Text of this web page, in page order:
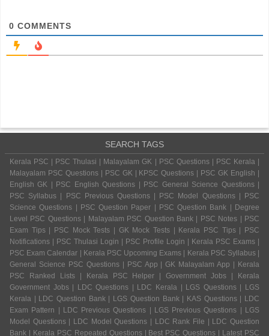
0 COMMENTS
SEARCH TAGS
Kerala PSC | PSC Thulasi | Malayalam GK | PSC Questions | PSC Kerala |
Malayalam PSC Questions | PSC GK | KPSC Questions | PSC GK English |
English GK | PSC English Questions | PSC General Science Questions |
PSC Syllabus | PSC Previous Questions | PSC Model Questions | PSC
Science Questions | PSC Question Paper | PSC Question Bank | Degree
Level PSC Questions | Malayalam PSC Question Bank | PSC Notes | PSC
Exam Tips | PSC Mock Tests | GK Mock Tests | Kerala PSC Tips | PSC
Notifications | PSC Thulasi Login | PSC Profile Login | Kerala PSC Exams |
PSC Exam Calendar | Kerala PSC Upcoming Exams | Kerala PSC Syllabus |
General Science PSC Questions | PSC App | GK Malayalam App | Kerala
PSC Ranked Lists | Kerala PSC Helper | Government Jobs | Kerala
Government Jobs | LDC Questions | LDC Kerala | LGS Questions | LGS
Kerala | LDC Question Bank | LGS Question Bank | KAS Questions | LDC
Exam Pattern | LDC Previous Questions | LGS Previous Questions | LGS
Model Questions | LDC Model Questions | LDC Rank File | LDC Question
Bank | Kerala PSC Repeated Questions | Best PSC Questions | Latest PSC